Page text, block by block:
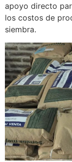
apoyo directo
los costos de
siembra.